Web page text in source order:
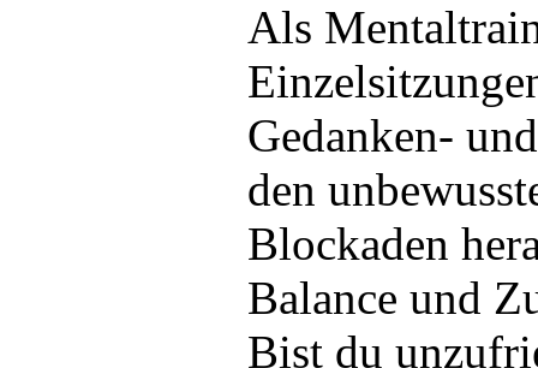
Als
Gedanken-
den
Blockaden
Balance und
Bist du